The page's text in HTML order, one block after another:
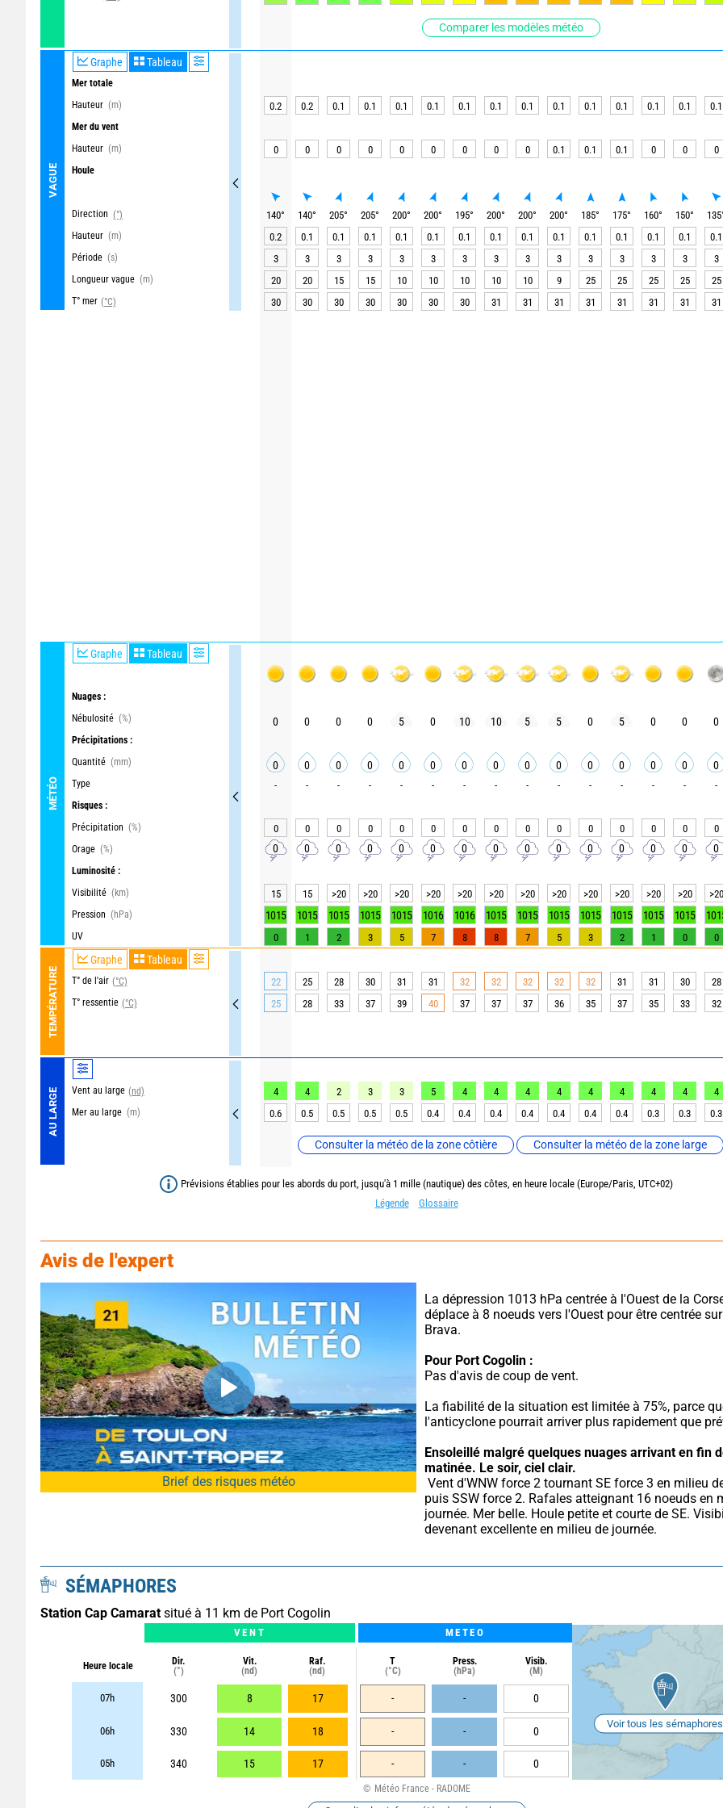
Comparer les modèles météo
VAGUE
Graphe Tableau
Mer totale
Hauteur (m)
Mer du vent
Hauteur (m)
Houle
Direction (°)
Hauteur (m)
Période (s)
Longueur vague (m)
T° mer (°C)
MÉTÉO
Graphe Tableau
Nuages :
Nébulosité (%)
Précipitations :
Quantité (mm)
Type
Risques :
Précipitation (%)
Orage (%)
Luminosité :
Visibilité (km)
Pression (hPa)
UV
TEMPÉRATURE
Graphe Tableau
T° de l'air (°C)
T° ressentie (°C)
AU LARGE Vent au large (nd)
Mer au large (m)
Consulter la météo de la zone côtière Consulter la météo de la zone large
0.2 0.2 0.1 0.1 0.1 0.1 0.1 0.1 0.1 0.1 0.1 0.1 0.1 0.1 0.1
0 0 0 0 0 0 0 0 0 0.1 0.1 0.1 0 0 0
140° 140° 205° 205° 200° 200° 195° 200° 200° 200° 185° 175° 160° 150° 135
0.2
0.1 0.1 0.1 0.1 0.1 0.1 0.1 0.1 0.1 0.1 0.1 0.1 0.1 0.1
3
3 3 3 3 3 3 3 3 3 3 3 3 3 3
20
20 15 15 10 10 10 10 10 9 25 25 25 25 25
30
30 30 30 30 30 30 31 31 31 31 31 31 31 31
0 0 0 0 5 0 10 10 5 5 0 5 0 0 0
0 0 0 0 0 0 0 0 0 0 0 0 0 0 0
- - - - - - - - - - - - - - -
0 0 0 0 0 0 0 0 0 0 0 0 0 0 0
0 0 0 0 0 0 0 0 0 0 0 0 0 0 0
15 15 >20 >20 >20 >20 >20 >20 >20 >20 >20 >20 >20 >20 >20
1015 1015 1015 1015 1015 1016 1016 1015 1015 1015 1015 1015 1015 1015
0 1 2 3 5 7 8 8 7 5 3 2 1 0 0
22 25 28 30 31 31 32 32 32 32 32 31 31 30 28
25
28 33 37 39 40 37 37 37 36 35 37 35 33 32
4 4 2 3 3 5 4 4 4 4 4 4 4 4 4
0.6
0.5 0.5 0.5 0.5 0.4 0.4 0.4 0.4 0.4 0.4 0.4 0.3 0.3 0.3
Prévisions établies pour les abords du port, jusqu'à 1 mille (nautique) des côtes, en heure locale (Europe/Paris, UTC+02)
Légende
Glossaire
Avis de l'expert
Brief des risques météo
La dépression 1013 hPa centrée à l'Ouest de la
déplace à 8 noeuds vers l'Ouest pour être centrée
Brava.
Pour Port Cogolin :
Pas d'avis de coup de vent.
La fiabilité de la situation est limitée à 75%, parce
l'anticyclone pourrait arriver plus rapidement que
Ensoleillé malgré quelques nuages arrivant en fin
matinée. Le soir, ciel clair.
puis SSW force 2. Rafales atteignant 16 noeuds en
journée. Mer belle. Houle petite et courte de SE.
devenant excellente en milieu de journée.
SÉMAPHORES
Station Cap Camarat situé à 11 km de Port Cogolin
VENT METEO
Heure locale
Dir.
(°)
Vit.
(nd)
Raf.
(nd)
T
(°C)
Press.
(hPa)
Visib.
(M)
07h 300 8 17 - - 0
06h 330 14 18 - - 0
05h 340 15 17 - - 0
Voir tous les sémaphores
Météo France - RADOME